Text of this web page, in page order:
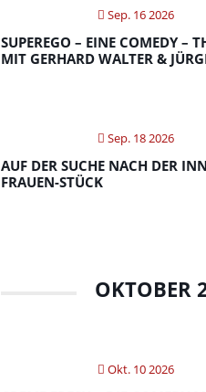
Sep. 16 2026
SUPEREGO – EINE COMEDY –
MIT GERHARD WALTER &
Sep. 18 2026
AUF DER SUCHE NACH DER
FRAUEN-STÜCK
OKTOBER
Okt. 10 2026